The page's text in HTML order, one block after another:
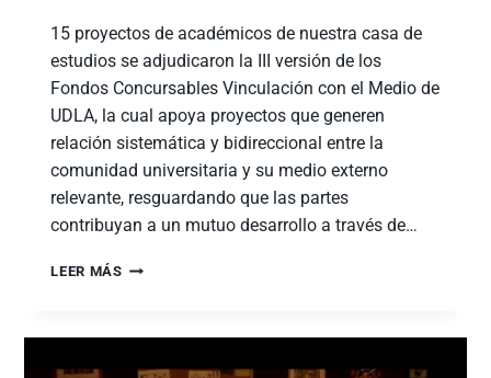
15 proyectos de académicos de nuestra casa de
estudios se adjudicaron la III versión de los
Fondos Concursables Vinculación con el Medio de
UDLA, la cual apoya proyectos que generen
relación sistemática y bidireccional entre la
comunidad universitaria y su medio externo
relevante, resguardando que las partes
contribuyan a un mutuo desarrollo a través de…
LEER MÁS